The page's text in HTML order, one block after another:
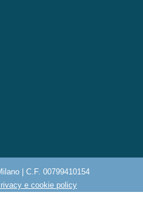
| C.F. 00799410154
e cookie policy